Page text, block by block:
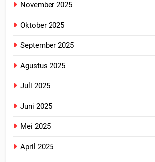
November 2025
Oktober 2025
September 2025
Agustus 2025
Juli 2025
Juni 2025
Mei 2025
April 2025